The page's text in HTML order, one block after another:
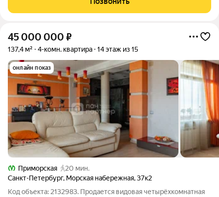
кв. м. Квартира без отделки. Жилой
45 000 000 ₽
137,4 м² 4-комн. квартира 14 этаж из 15
онлайн показ
Приморская
20 мин.
Санкт-Петербург, Морская набережная,37к2
Код объекта: 2132983. Продается видовая четырёхкомнатная